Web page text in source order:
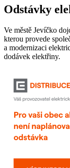
Odstávky
Ve městě Jevíčko
kterou provede
a modernizaci
dodávek elektřiny.